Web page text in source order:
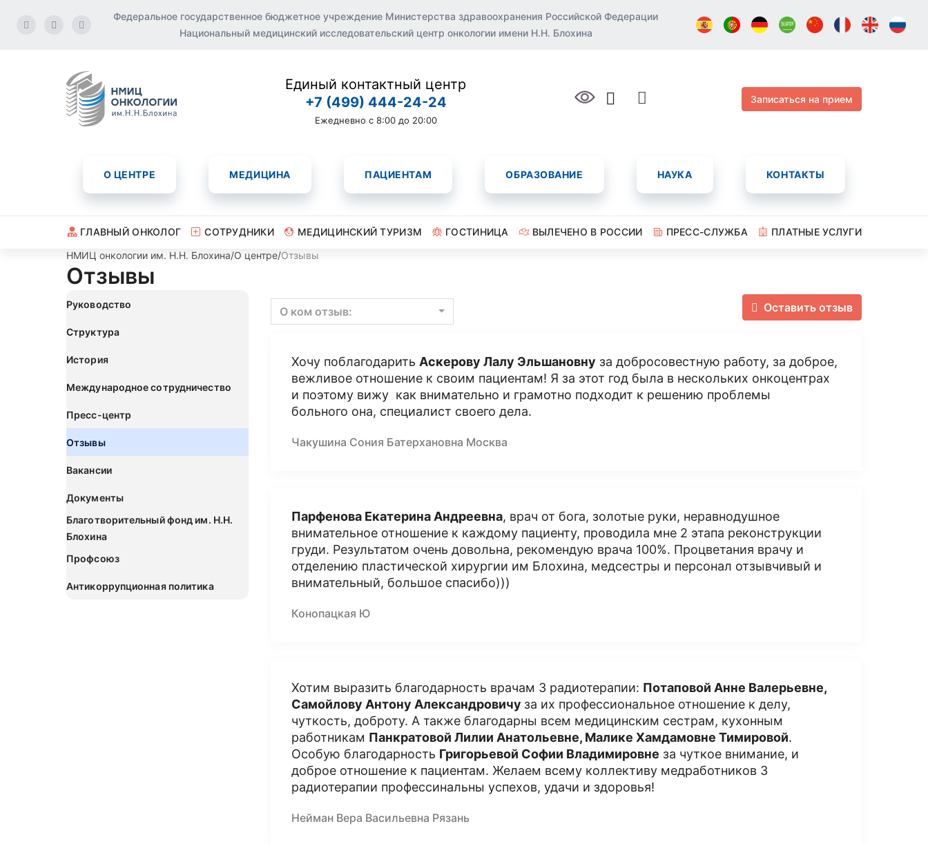
Федеральное государственное бюджетное учреждение Министерства здравоохранения Российской Федерации
Национальный медицинский исследовательский центр онкологии имени Н.Н. Блохина
Единый контактный центр
+7 (499) 444-24-24
Ежедневно с 8:00 до 20:00
Записаться на прием
О ЦЕНТРЕ МЕДИЦИНА ПАЦИЕНТАМ ОБРАЗОВАНИЕ НАУКА КОНТАКТЫ
ГЛАВНЫЙ ОНКОЛОГ СОТРУДНИКИ МЕДИЦИНСКИЙ ТУРИЗМ ГОСТИНИЦА ВЫЛЕЧЕНО В РОССИИ ПРЕСС-СЛУЖБА
ПЛАТНЫЕ УСЛУГИ
НМИЦ онкологии им. Н.Н. Блохина/О центре/Отзывы
Отзывы
Руководство
Структура
История
Международное сотрудничество
Пресс-центр
Отзывы
Вакансии
Документы
Благотворительный фонд им. Н.Н.
Блохина
Профсоюз
Антикоррупционная политика
Оставить отзыв
О ком отзыв:
Хочу поблагодарить Аскерову Лалу Эльшановну за добросовестную работу, за доброе,
вежливое отношение к своим пациентам! Я за этот год была в нескольких онкоцентрах
и поэтому вижу как внимательно и грамотно подходит к решению проблемы
больного она, специалист своего дела.
Чакушина Сония Батерхановна Москва
Парфенова Екатерина Андреевна, врач от бога, золотые руки, неравнодушное
внимательное отношение к каждому пациенту, проводила мне 2 этапа реконструкции
груди. Результатом очень довольна, рекомендую врача 100%. Процветания врачу и
отделению пластической хирургии им Блохина, медсестры и персонал отзывчивый и
внимательный, большое спасибо)))
Конопацкая Ю
Хотим выразить благодарность врачам 3 радиотерапии: Потаповой Анне Валерьевне,
Самойлову Антону Александровичу за их профессиональное отношение к делу,
чуткость, доброту. А также благодарны всем медицинским сестрам, кухонным
работникам Панкратовой Лилии Анатольевне, Малике Хамдамовне Тимировой.
Особую благодарность Григорьевой Софии Владимировне за чуткое внимание, и
доброе отношение к пациентам. Желаем всему коллективу медработников 3
радиотерапии профессинальны успехов, удачи и здоровья!
Нейман Вера Васильевна Рязань